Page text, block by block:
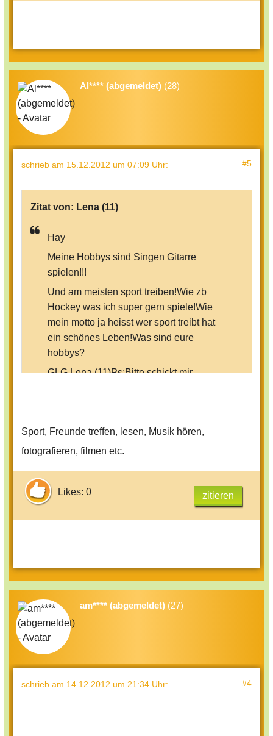
Al**** (abgemeldet) (28)
schrieb am 15.12.2012 um 07:09 Uhr: #5
Zitat von: Lena (11)
Hay
Meine Hobbys sind Singen Gitarre
spielen!!!
Und am meisten sport treiben!Wie zb
Hockey was ich super gern spiele!Wie
mein motto ja heisst wer sport treibt hat
ein schönes Leben!Was sind eure
hobbys?
GLG Lena (11)Ps:Bitte schickt mir
Sport, Freunde treffen, lesen, Musik hören,
fotografieren, filmen etc.
Likes: 0 zitieren
am**** (abgemeldet) (27)
schrieb am 14.12.2012 um 21:34 Uhr: #4